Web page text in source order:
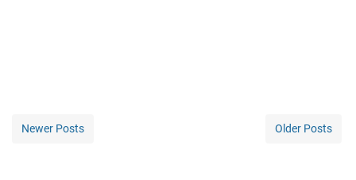
Newer Posts Older Posts